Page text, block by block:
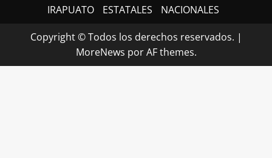
IRAPUATO ESTATALES NACIONALES
Copyright © Todos los derechos reservados. |
MoreNews por AF themes.